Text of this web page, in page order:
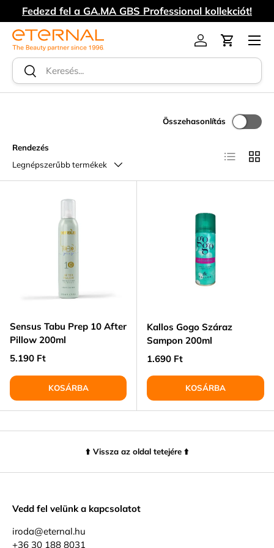
UGRÁS A TARTALOMRA
Fedezd fel a GA.MA GBS Professional kollekciót!
Keresés
Keresés
Log inKosár
Menü
Rendezés
Legnépszerűbb termékek
Összehasonlítás
Lista Rács
Sensus Tabu Prep 10 After
Pillow 200ml
Normál ár
5.190 Ft
KOSÁRBA
Kallos Gogo Száraz
Sampon 200ml
Normál ár
1.690 Ft
KOSÁRBA
⬆️ Vissza az oldal tetejére ⬆️
Vedd fel velünk a kapcsolatot
iroda@eternal.hu
+36 30 188 8031